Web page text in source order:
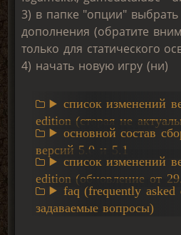
3) в папке "опции"
дополнения (обратите
только для статического
4) начать новую игру (ни)
список изменений
edition (старая не
основной состав
версий 5.0 и 5.1
список изменений
edition (обновление от
faq (frequently asked
задаваемые вопросы)